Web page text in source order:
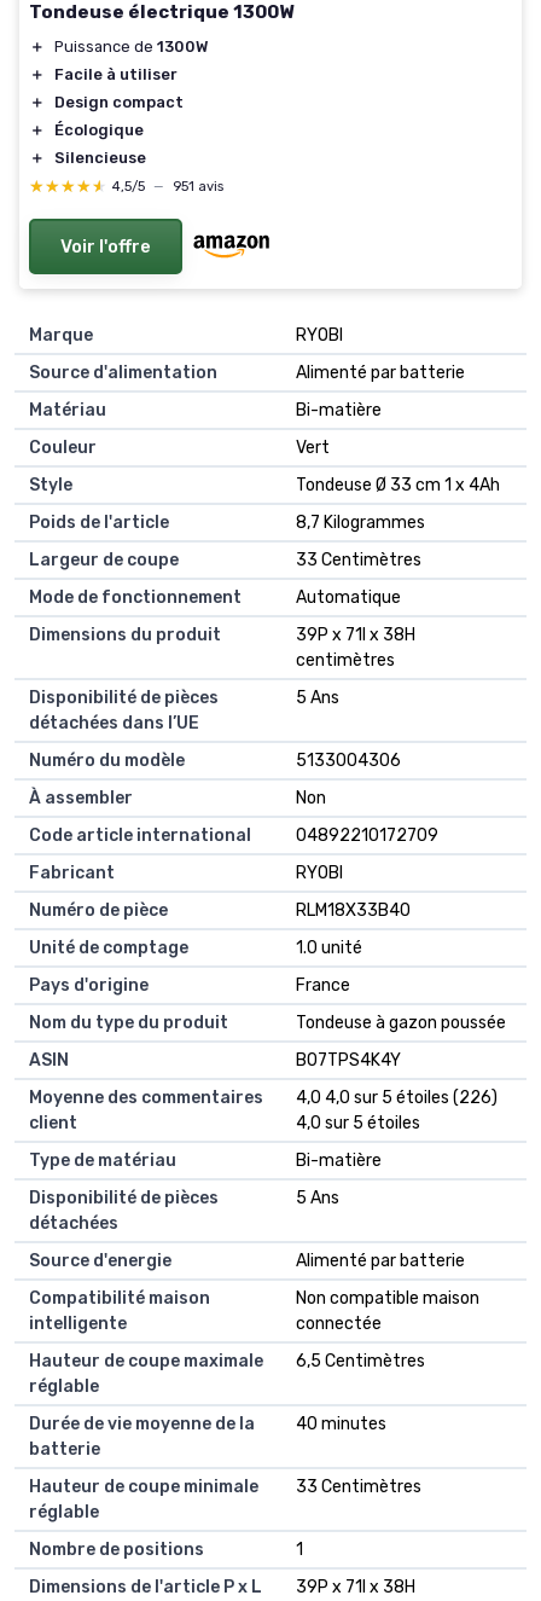
Tondeuse électrique 1300W
＋ Puissance de 1300W
＋
Facile à utiliser
＋
Design compact
＋
Écologique
＋
Silencieuse
★★★★★
★★★★★ 4,5/5 — 951 avis
Voir l'offre
Marque
RYOBI
Source d'alimentation
Alimenté par batterie
Matériau
Bi-matière
Couleur
Vert
Style
Tondeuse Ø 33 cm 1 x 4Ah
Poids de l'article
8,7 Kilogrammes
Largeur de coupe
33 Centimètres
Mode de fonctionnement
Automatique
Dimensions du produit
39P x 71l x 38H
centimètres
Disponibilité de pièces
détachées dans l’UE
5 Ans
Numéro du modèle
5133004306
À assembler
Non
Code article international
04892210172709
Fabricant
RYOBI
Numéro de pièce
RLM18X33B40
Unité de comptage
1.0 unité
Pays d'origine
France
Nom du type du produit
Tondeuse à gazon poussée
ASIN
B07TPS4K4Y
Moyenne des commentaires
client
4,0 4,0 sur 5 étoiles (226)
4,0 sur 5 étoiles
Type de matériau
Bi-matière
Disponibilité de pièces
détachées
5 Ans
Source d'energie
Alimenté par batterie
Compatibilité maison
intelligente
Non compatible maison
connectée
Hauteur de coupe maximale
réglable
6,5 Centimètres
Durée de vie moyenne de la
batterie
40 minutes
Hauteur de coupe minimale
réglable
33 Centimètres
Nombre de positions
1
Dimensions de l'article P x L
39P x 71l x 38H